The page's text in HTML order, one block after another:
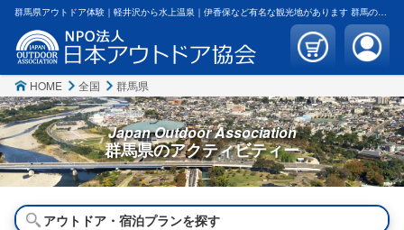
群馬県アウトドア体験｜軽井沢から水上温泉｜伊香保など有名な観光地があります 群馬のアウトドア体験で遊ぶならラフティングとキャニオニング、カヌー、キャンプ、グランピング、温泉宿泊がお勧めです
HOME 全国 群馬県
Japan Outdoor Association
群馬県のアクティビティー
アウトドア・宿泊プランを探す